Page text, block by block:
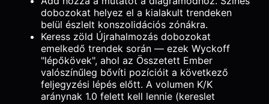
dobozokat helyez el a kialakult trendeken
belül észlelt konszolidációs zónákra.
Keress zöld Újrahalmozás dobozokat
emelkedő trendek során — ezek Wyckoff
"lépőkövek", ahol az Összetett Ember
valószínűleg bővíti pozícióit a következő
feljegyzési lépés előtt. A volumen K/K
aránynak 1.0 felett kell lennie (kereslet